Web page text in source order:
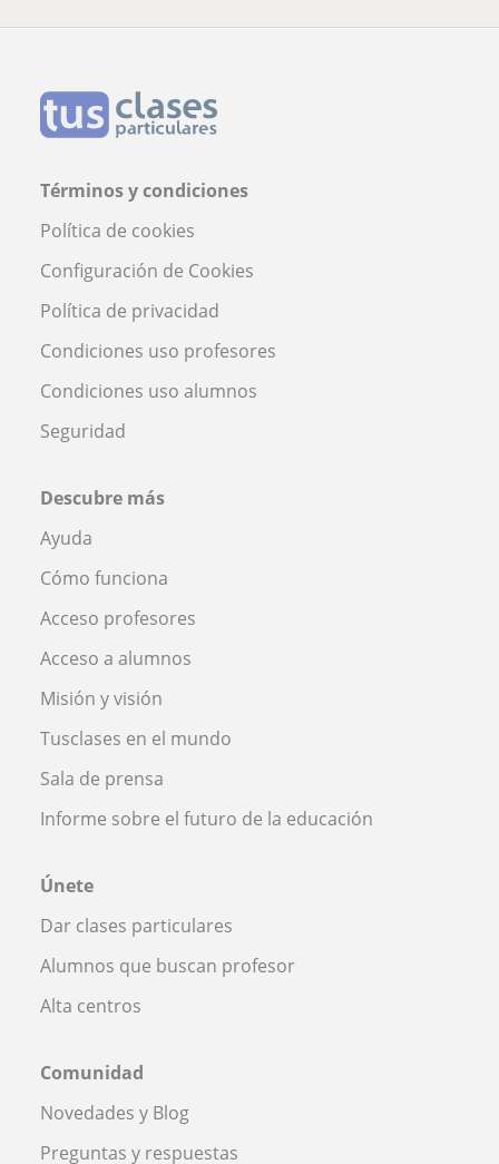
Términos y condiciones
Política de cookies
Configuración de Cookies
Política de privacidad
Condiciones uso profesores
Condiciones uso alumnos
Seguridad
Descubre más
Ayuda
Cómo funciona
Acceso profesores
Acceso a alumnos
Misión y visión
Tusclases en el mundo
Sala de prensa
Informe sobre el futuro de la educación
Únete
Dar clases particulares
Alumnos que buscan profesor
Alta centros
Comunidad
Novedades y Blog
Preguntas y respuestas